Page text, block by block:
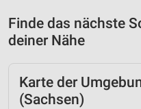
Finde das nächste
deiner Nähe
Karte der
(Sachsen)